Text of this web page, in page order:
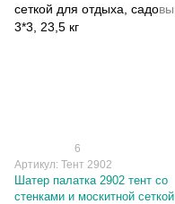
6
Артикул: Тент 2902
Шатер палатка 2902 тент со
стенками и москитной сеткой